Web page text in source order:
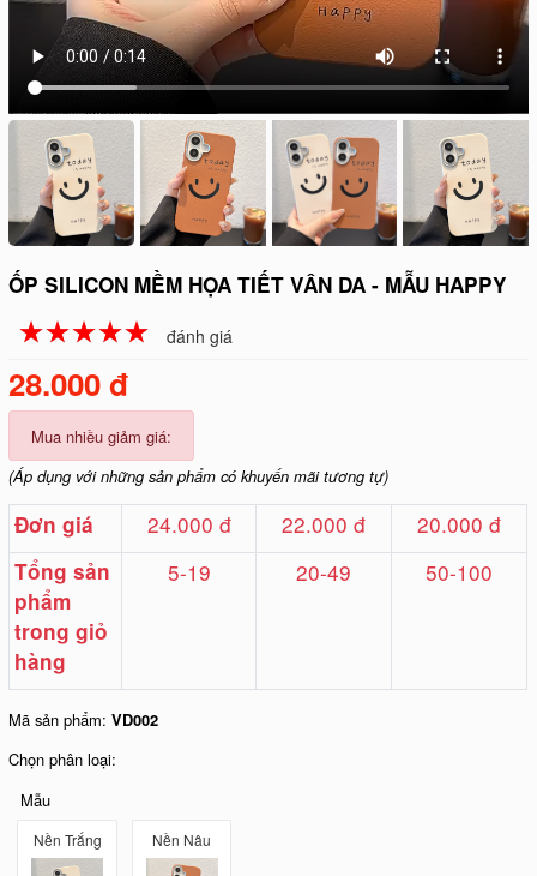
ỐP SILICON MỀM HỌA TIẾT VÂN DA - MẪU HAPPY
☆☆☆☆☆
★★★★★ đánh giá
28.000 đ
Mua nhiều giảm giá:
(Áp dụng với những sản phẩm có khuyến mãi tương tự)
Đơn giá 24.000 đ 22.000 đ 20.000 đ
Tổng sản
phẩm
trong giỏ
hàng
5-19 20-49 50-100
Mã sản phẩm:VD002
Chọn phân loại:
Mẫu
Nền Trắng Nền Nâu